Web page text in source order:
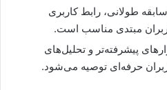
طولانی، رابط کاربری
مبتدی مناسب است.
پیشرفته‌تر و تحلیل‌های
حرفه‌ای توصیه می‌شود.